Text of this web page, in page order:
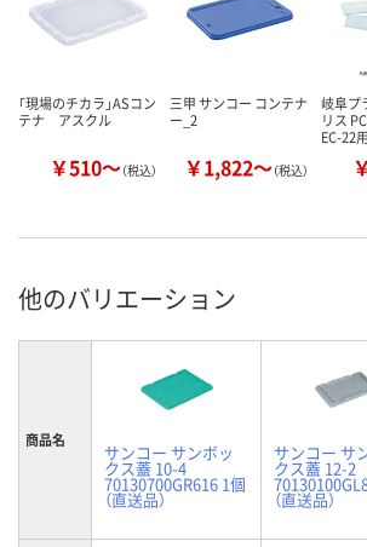
「現場のチカラ」ASコン
テナ アスクル
￥510～（税込）
三甲 サンコー コンテナ
ー_2
￥1,822～（税込）
岐阜プ
リス
EC-22
他のバリエーション
商品名
サンコー サンボッ
クス蓋 10-4
70130700GR616 1個
（直送品）
サンコー サ
クス蓋 12-2
（直送品）